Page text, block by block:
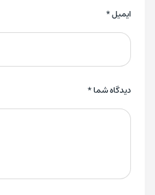
ایمیل*
دیدگاه شما*